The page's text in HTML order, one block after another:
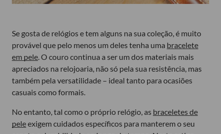
Se gosta de relógios e tem alguns na sua coleção, é muito
provável que pelo menos um deles tenha uma bracelete
em pele . O couro continua a ser um dos materiais mais
apreciados na relojoaria, não só pela sua resistência, mas
também pela versatilidade – ideal tanto para ocasiões
casuais como formais.
No entanto, tal como o próprio relógio, as braceletes de
peleexigem cuidados específicos para manterem o seu